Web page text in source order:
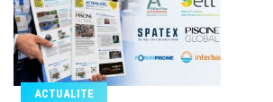
ACTUALITE